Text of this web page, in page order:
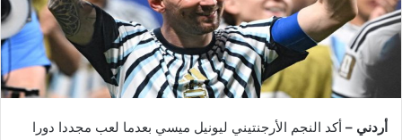
أردني – أكد النجم الأرجنتيني ليونيل ميسي بعدما لعب مجددا دورا